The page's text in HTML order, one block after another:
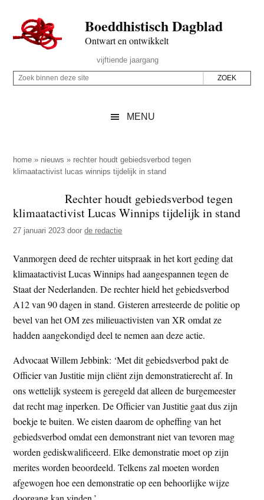
naar
de
inhoud
secondary
naar
de
sidebar
naar
de
Boeddhistisch Dagblad
Ontwart en ontwikkelt
Rechts
vijftiende jaargang
Z
p
d
z
e
i
t
e
Z
i
n
n
d
z
e
s
i
t
e
MENU
home » nieuws » rechter houdt gebiedsverbod tegen
klimaatactivist lucas winnips tijdelijk in stand
Rechter houdt gebiedsverbod tegen
klimaatactivist Lucas Winnips tijdelijk in stand
27 januari 2023 doorde redactie
Vanmorgen deed de rechter uitspraak in het kort geding dat
klimaatactivist Lucas Winnips had aangespannen tegen de
Staat der Nederlanden. De rechter hield het gebiedsverbod
A12 van 90 dagen in stand. Gisteren arresteerde de politie op
bevel van het OM zes milieuactivisten van XR omdat ze
hadden aangekondigd deel te nemen aan deze actie.
Advocaat Willem Jebbink: ‘Met dit gebiedsverbod pakt de
Officier van Justitie mijn cliënt zijn demonstratierecht af. In
ons wettelijk systeem is geregeld dat alleen de burgemeester
dat recht mag inperken. De Officier van Justitie gaat dus zijn
boekje te buiten. We eisten daarom de opheffing van het
gebiedsverbod omdat een demonstrant niet van tevoren mag
worden gediskwalificeerd. Elke demonstratie moet op zijn
merites worden beoordeeld. Telkens zal moeten worden
afgewogen hoe een demonstratie op een behoorlijke wijze